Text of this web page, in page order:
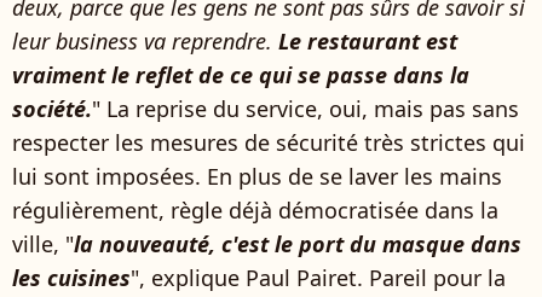
deux, parce que les gens ne sont pas sûrs de savoir si
leur business va reprendre. Le restaurant est
vraiment le reflet de ce qui se passe dans la
société." La reprise du service, oui, mais pas sans
respecter les mesures de sécurité très strictes qui
lui sont imposées. En plus de se laver les mains
régulièrement, règle déjà démocratisée dans la
ville, "la nouveauté, c'est le port du masque dans
les cuisines", explique Paul Pairet. Pareil pour la